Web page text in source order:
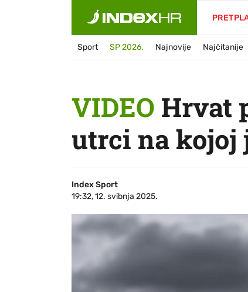
Sport SP 2026. Najnovije Najčitanije
VIDEO Hrvat
utrci na kojoj
Index Sport
19:32, 12. svibnja 2025.